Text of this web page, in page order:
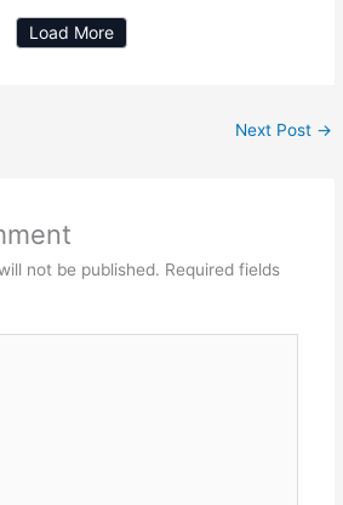
Load More
Next Post →
not be published. Required fields